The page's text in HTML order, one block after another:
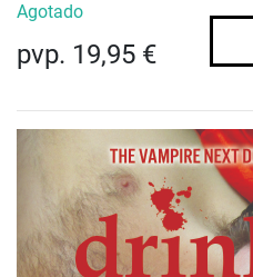
Agotado
pvp. 19,95 €